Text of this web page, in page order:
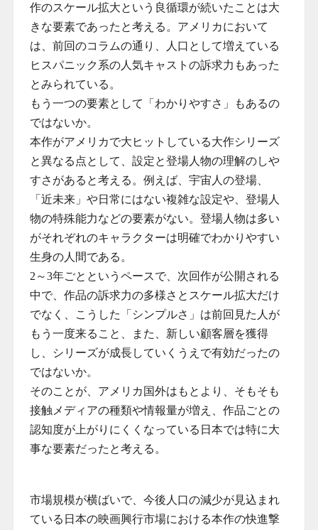
作のスケール拡大という良循環が続いたことは大
きな要素であったと考える。アメリカにおいて
は、前回のコラムの通り、人口として増えている
ヒスパニック系の人気キャストの訴求力もあった
とみられている。
もう一つの要素として「わかりやすさ」もあるの
ではないか。
本作がアメリカで大ヒットしている大作シリーズ
と異なる点として、設定と登場人物の理解のしや
すさがあると考える。例えば、宇宙人の登場、
「近未来」や日常にはない複雑な設定や、登場人
物の特殊能力などの要素がない。登場人物は多い
がそれぞれのキャラクターは明確でわかりやすい
生身の人間である。
2～3年ごとというペースで、次回作が公開される
中で、作品の訴求力の多様さとスケール拡大だけ
でなく、こうした「シンプルさ」は前回見た人が
もう一度来ること、また、新しい顧客層を獲得
し、シリーズが成長していくうえで有効だったの
ではないか。
そのことが、アメリカ国外はもとより、そもそも
接触メディアの種類や情報量が増え、作品ごとの
認知度が上がりにくくなっている日本では特に大
事な要素だったと考える。
市場規模が横ばいで、今後人口の減少が見込まれ
ている日本の映画興行市場における本作の快進撃